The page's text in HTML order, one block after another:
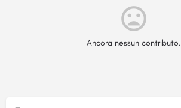
Ancora nessun contributo.